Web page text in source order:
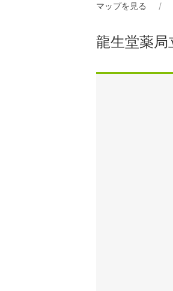
マップを見る
龍生堂薬局